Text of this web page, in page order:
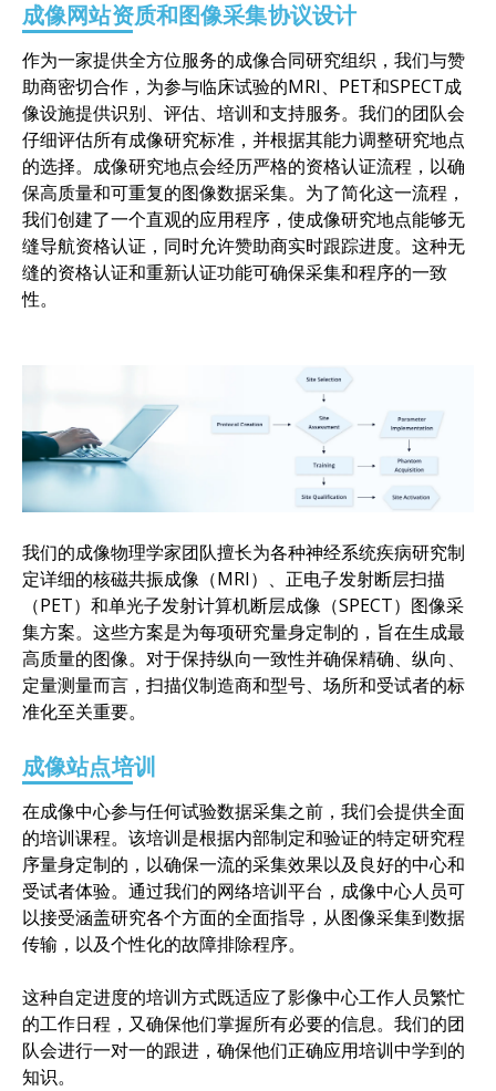
成像网站资质和图像采集协议设计
作为一家提供全方位服务的成像合同研究组织，我们与赞
助商密切合作，为参与临床试验的MRI、PET和SPECT成
像设施提供识别、评估、培训和支持服务。我们的团队会
仔细评估所有成像研究标准，并根据其能力调整研究地点
的选择。成像研究地点会经历严格的资格认证流程，以确
保高质量和可重复的图像数据采集。为了简化这一流程，
我们创建了一个直观的应用程序，使成像研究地点能够无
缝导航资格认证，同时允许赞助商实时跟踪进度。这种无
缝的资格认证和重新认证功能可确保采集和程序的一致
性。
我们的成像物理学家团队擅长为各种神经系统疾病研究制
定详细的核磁共振成像（MRI）、正电子发射断层扫描
（PET）和单光子发射计算机断层成像（SPECT）图像采
集方案。这些方案是为每项研究量身定制的，旨在生成最
高质量的图像。对于保持纵向一致性并确保精确、纵向、
定量测量而言，扫描仪制造商和型号、场所和受试者的标
准化至关重要。
成像站点培训
在成像中心参与任何试验数据采集之前，我们会提供全面
的培训课程。该培训是根据内部制定和验证的特定研究程
序量身定制的，以确保一流的采集效果以及良好的中心和
受试者体验。通过我们的网络培训平台，成像中心人员可
以接受涵盖研究各个方面的全面指导，从图像采集到数据
传输，以及个性化的故障排除程序。
这种自定进度的培训方式既适应了影像中心工作人员繁忙
的工作日程，又确保他们掌握所有必要的信息。我们的团
队会进行一对一的跟进，确保他们正确应用培训中学到的
知识。